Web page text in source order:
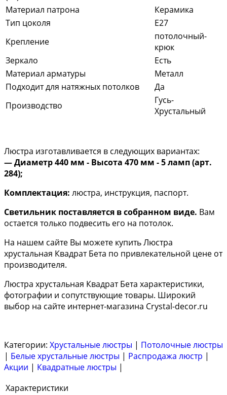
Материал патрона
Керамика
Тип цоколя
E27
Крепление
потолочный-
крюк
Зеркало
Есть
Материал арматуры
Металл
Подходит для натяжных потолков
Да
Производство
Гусь-
Хрустальный
Люстра изготавливается в следующих вариантах:
— Диаметр 440 мм - Высота 470 мм - 5 ламп (арт.
284);
Комплектация: люстра, инструкция, паспорт.
Светильник поставляется в собранном виде. Вам
остается только подвесить его на потолок.
На нашем сайте Вы можете купить Люстра
хрустальная Квадрат Бета по привлекательной цене от
производителя.
Люстра хрустальная Квадрат Бета характеристики,
фотографии и сопутствующие товары. Широкий
выбор на сайте интернет-магазина Crystal-decor.ru
Категории: Хрустальные люстры | Потолочные люстры
| Белые хрустальные люстры | Распродажа люстр |
Акции | Квадратные люстры |
Характеристики